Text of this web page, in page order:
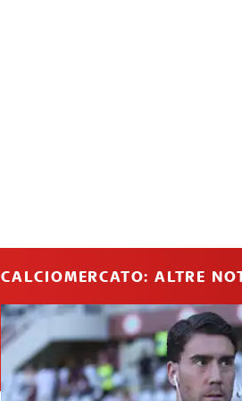
CALCIOMERCATO: ALTRE